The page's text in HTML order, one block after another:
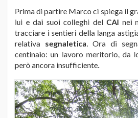
Prima di partire Marco ci spiega il
lui e dai suoi colleghi del CAI nei
tracciare i sentieri della langa
relativa segnaletica . Ora di
centinaio: un lavoro meritorio, da
però ancora insufficiente.